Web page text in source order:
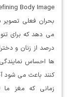
بحران فعلی تصویر
می دهد که برای
درصد از زنان و
ها احساس
کنند باعث می شود